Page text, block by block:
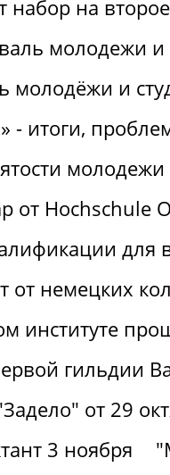
набор на
молодежи
молодёжи и
- итоги,
молодежи
от Hochschule
для
немецких
институте
гильдии
от 29
3 ноября